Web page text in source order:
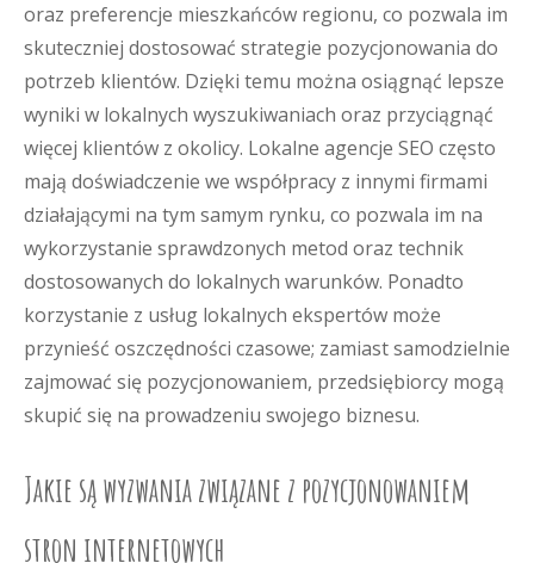
oraz preferencje mieszkańców regionu, co pozwala im
skuteczniej dostosować strategie pozycjonowania do
potrzeb klientów. Dzięki temu można osiągnąć lepsze
wyniki w lokalnych wyszukiwaniach oraz przyciągnąć
więcej klientów z okolicy. Lokalne agencje SEO często
mają doświadczenie we współpracy z innymi firmami
działającymi na tym samym rynku, co pozwala im na
wykorzystanie sprawdzonych metod oraz technik
dostosowanych do lokalnych warunków. Ponadto
korzystanie z usług lokalnych ekspertów może
przynieść oszczędności czasowe; zamiast samodzielnie
zajmować się pozycjonowaniem, przedsiębiorcy mogą
skupić się na prowadzeniu swojego biznesu.
Jakie są wyzwania związane z pozycjonowaniem
stron internetowych